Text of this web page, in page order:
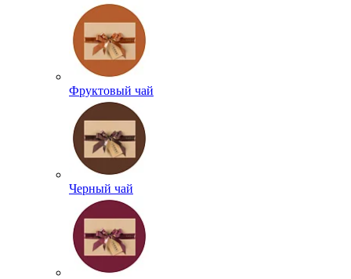
Фруктовый чай
Черный чай